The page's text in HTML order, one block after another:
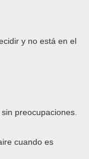
y no está en el
preocupaciones.
cuando es